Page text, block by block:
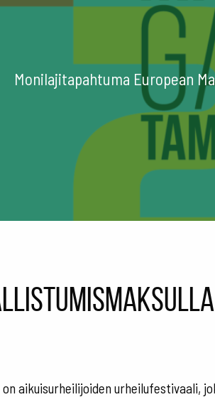
Monilajitapahtuma European
on aikuisurheilijoiden urheilufestivaali,